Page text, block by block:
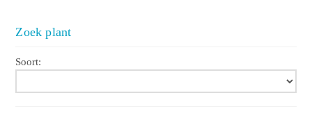
Zoek plant
Soort: